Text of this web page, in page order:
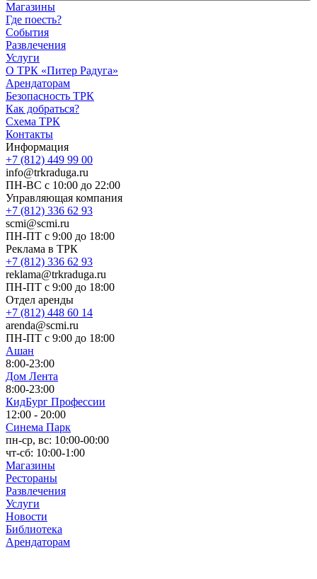
Магазины
Где поесть?
События
Развлечения
Услуги
О ТРК «Питер Радуга»
Арендаторам
Безопасность ТРК
Как добраться?
Схема ТРК
Контакты
Информация
+7 (812) 449 99 00
info@trkraduga.ru
ПН-ВС с 10:00 до 22:00
Управляющая компания
+7 (812) 336 62 93
scmi@scmi.ru
ПН-ПТ с 9:00 до 18:00
Реклама в ТРК
+7 (812) 336 62 93
reklama@trkraduga.ru
ПН-ПТ с 9:00 до 18:00
Отдел аренды
+7 (812) 448 60 14
arenda@scmi.ru
ПН-ПТ с 9:00 до 18:00
Ашан
8:00-23:00
Дом Лента
8:00-23:00
КидБург Профессии
12:00 - 20:00
Синема Парк
пн-ср, вс: 10:00-00:00
чт-сб: 10:00-1:00
Магазины
Рестораны
Развлечения
Услуги
Новости
Библиотека
Арендаторам